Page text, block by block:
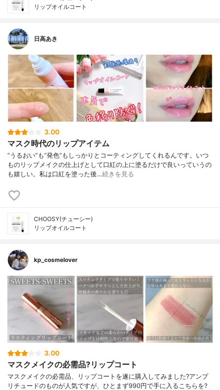
リップオイルコート
日高あき
3.00
マスク時代のリップアイテム
“うるおい”も“発色”もしっかりとコーティングしてくれるんです。いつ
ものリップメイクの仕上げとして口紅の上に塗るだけで良いっていうの
も嬉しい。私は口紅を塗った後…続きを見る
CHOOSY(チューシー)
リップオイルコート
kp_cosmelover
3.00
マスクメイクの必需品?リップコート
マスクメイクの必需品、リップコートを遂に購入してみました?アンプ
リチュードのものが人気ですが、ひとまず990円で手に入るこちらを?